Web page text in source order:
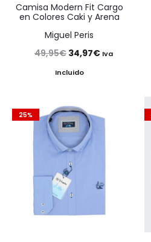
Camisa Modern Fit Cargo
en Colores Caki y Arena
Miguel Peris
49,95€ El
precio
era:
49,95€.
34,97€ElIva
Incluido
25%